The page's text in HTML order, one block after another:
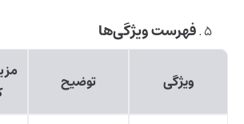
فهرست ویژگی‌ها
ویژگی توضیح